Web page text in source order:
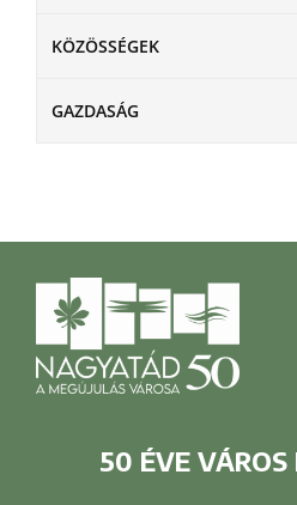
KÖZÖSSÉGEK
GAZDASÁG
50 ÉVE VÁROS